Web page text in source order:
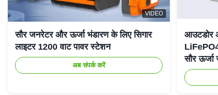
VIDEO
सौर जनरेटर और ऊर्जा भंडारण के लिए सिगार
लाइटर 1200 वाट पावर स्टेशन
अब संपर्क करें
आउटडोर
सौर